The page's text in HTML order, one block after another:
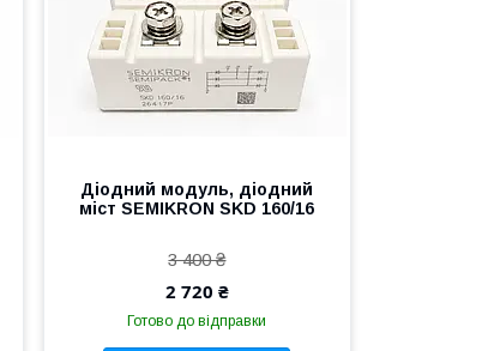
Діодний модуль, діодний
міст SEMIKRON SKD 160/16
3 400 ₴
2 720 ₴
Готово до відправки